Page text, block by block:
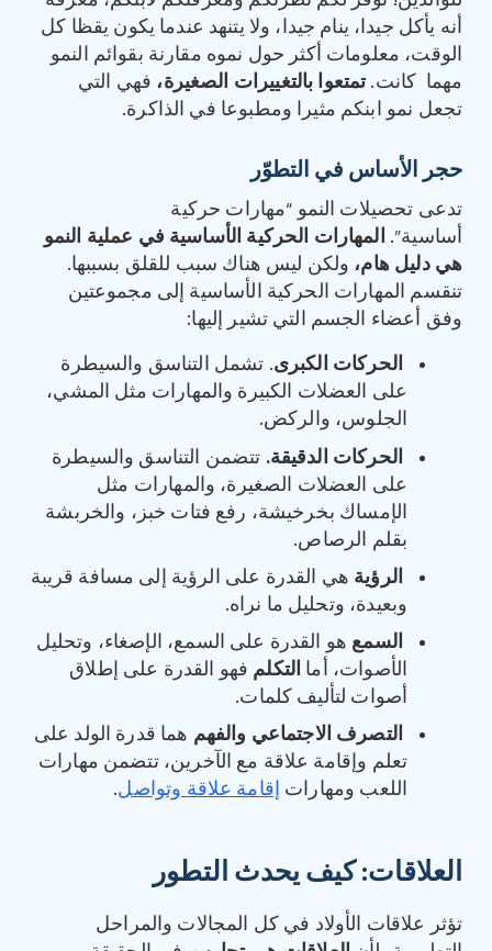
أنه يأكل جيدا، ينام جيدا، ولا يتنهد عندما يكون يقظا كل
الوقت، معلومات أكثر حول نموه مقارنة بقوائم النمو
مهما كانت.تمتعوا بالتغييرات الصغيرة، فهي التي
تجعل نمو ابنكم مثيرا ومطبوعا في الذاكرة.
حجر الأساس في التطوّر
تدعى تحصيلات النمو “مهارات حركية
أساسية”. المهارات الحركية الأساسية في عملية النمو
هي دليل هام، ولكن ليس هناك سبب للقلق بسببها.
تنقسم المهارات الحركية الأساسية إلى مجموعتين
وفق أعضاء الجسم التي تشير إليها:
الحركات الكبرى. تشمل التناسق والسيطرة
على العضلات الكبيرة والمهارات مثل المشي،
الجلوس، والركض.
الحركات الدقيقة. تتضمن التناسق والسيطرة
على العضلات الصغيرة، والمهارات مثل
الإمساك بخرخيشة، رفع فتات خبز، والخربشة
بقلم الرصاص.
الرؤية هي القدرة على الرؤية إلى مسافة قريبة
وبعيدة، وتحليل ما نراه.
السمع هو القدرة على السمع، الإصغاء، وتحليل
الأصوات، أما التكلم فهو القدرة على إطلاق
أصوات لتأليف كلمات.
التصرف الاجتماعي والفهم هما قدرة الولد على
تعلم وإقامة علاقة مع الآخرين، تتضمن مهارات
اللعب ومهارات إقامة علاقة وتواصل.
العلاقات: كيف يحدث التطور
تؤثر علاقات الأولاد في كل المجالات والمراحل